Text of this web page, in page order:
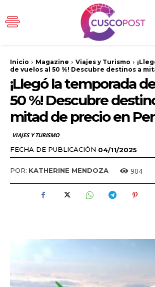
Inicio Magazine Viajes y Turismo
de vuelos al 50 %! Descubre destinos a
¡Llegó la temporada
50 %! Descubre
mitad de precio en
VIAJES Y TURISMO
FECHA DE PUBLICACIÓN 04/11/2025
POR: KATHERINE MENDOZA 904